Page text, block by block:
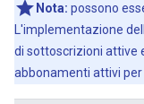
Nota: possono
L'implementazione
di sottoscrizioni attive
abbonamenti attivi per